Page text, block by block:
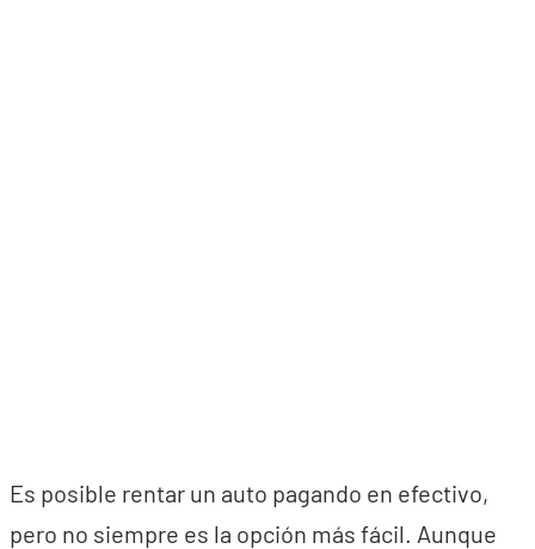
Es posible rentar un auto pagando en efectivo,
pero no siempre es la opción más fácil. Aunque